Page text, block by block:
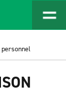
personnel